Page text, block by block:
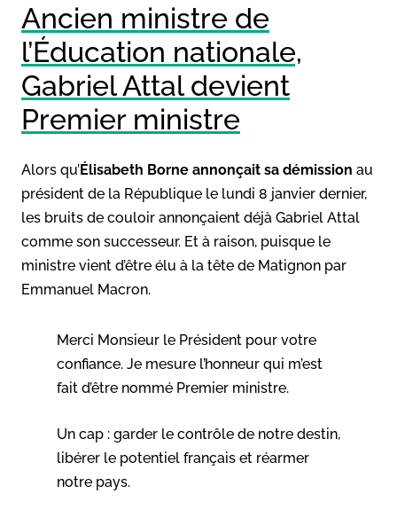
Ancien ministre de
l’Éducation nationale,
Gabriel Attal devient
Premier ministre
Alors qu’Élisabeth Borne annonçait sa démission au
président de la République le lundi 8 janvier dernier,
les bruits de couloir annonçaient déjà Gabriel Attal
comme son successeur. Et à raison, puisque le
ministre vient d’être élu à la tête de Matignon par
Emmanuel Macron.
Merci Monsieur le Président pour votre
confiance. Je mesure l’honneur qui m’est
fait d’être nommé Premier ministre.
Un cap : garder le contrôle de notre destin,
libérer le potentiel français et réarmer
notre pays.